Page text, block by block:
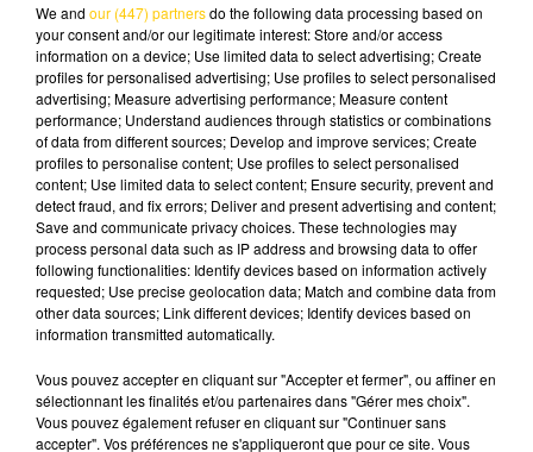
30 juin 2026 - 4 min 24 sec
L'INFO DE LA HAUTE-LOIRE DU
30/06/26 À 06H29
Ecoutez sur Totem l'information dans le Cantal,
le pays de Brioude et Issoire avec les reportages
de nos journalistes sur le terrain.
We and our (447) partnersdo the following data processing based on
your consent and/or our legitimate interest: Store and/or access
information on a device; Use limited data to select advertising; Create
profiles for personalised advertising; Use profiles to select personalised
advertising; Measure advertising performance; Measure content
performance; Understand audiences through statistics or combinations
of data from different sources; Develop and improve services; Create
profiles to personalise content; Use profiles to select personalised
content; Use limited data to select content; Ensure security, prevent and
detect fraud, and fix errors; Deliver and present advertising and content;
Save and communicate privacy choices. These technologies may
process personal data such as IP address and browsing data to offer
following functionalities: Identify devices based on information actively
requested; Use precise geolocation data; Match and combine data from
other data sources; Link different devices; Identify devices based on
information transmitted automatically.
Vous pouvez accepter en cliquant sur "Accepter et fermer", ou affiner en
sélectionnant les finalités et/ou partenaires dans "Gérer mes choix".
Vous pouvez également refuser en cliquant sur "Continuer sans
accepter". Vos préférences ne s'appliqueront que pour ce site. Vous